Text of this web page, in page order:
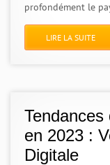
profondément le
LIRE LA SUITE
en 2023 :
Digitale